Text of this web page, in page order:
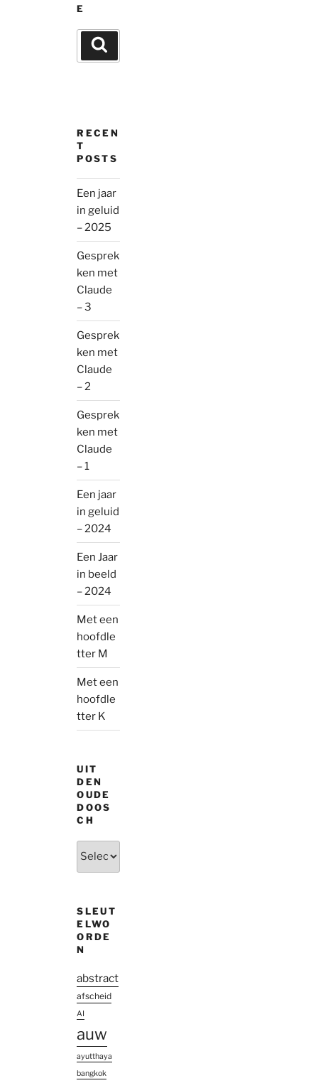
E
Search
for:
RECEN
T
POSTS
Een jaar
in geluid
– 2025
Gesprek
ken met
Claude
– 3
Gesprek
ken met
Claude
– 2
Gesprek
ken met
Claude
– 1
Een jaar
in geluid
– 2024
Een Jaar
in beeld
– 2024
Met een
hoofdle
tter M
Met een
hoofdle
tter K
UIT
DEN
OUDE
DOOS
CH
Uit
SLEUT
ELWO
ORDE
N
abstract
afscheid
AI
auw
ayutthaya
bangkok